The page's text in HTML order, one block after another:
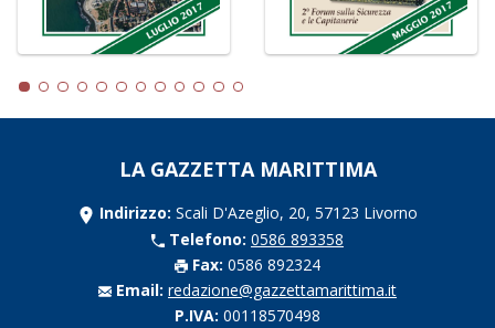
LA GAZZETTA MARITTIMA
Indirizzo: Scali D'Azeglio, 20, 57123 Livorno
Telefono: 0586 893358
Fax: 0586 892324
Email: redazione@gazzettamarittima.it
P.IVA: 00118570498